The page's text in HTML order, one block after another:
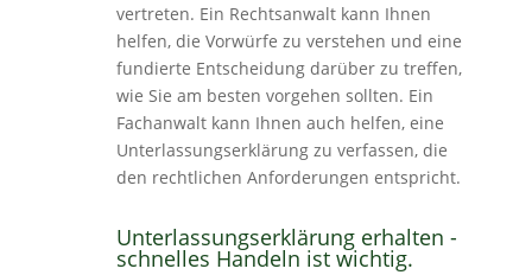
vertreten. Ein Rechtsanwalt kann Ihnen
helfen, die Vorwürfe zu verstehen und eine
fundierte Entscheidung darüber zu treffen,
wie Sie am besten vorgehen sollten. Ein
Fachanwalt kann Ihnen auch helfen, eine
Unterlassungserklärung zu verfassen, die
den rechtlichen Anforderungen entspricht.
Unterlassungserklärung erhalten -
schnelles Handeln ist wichtig.